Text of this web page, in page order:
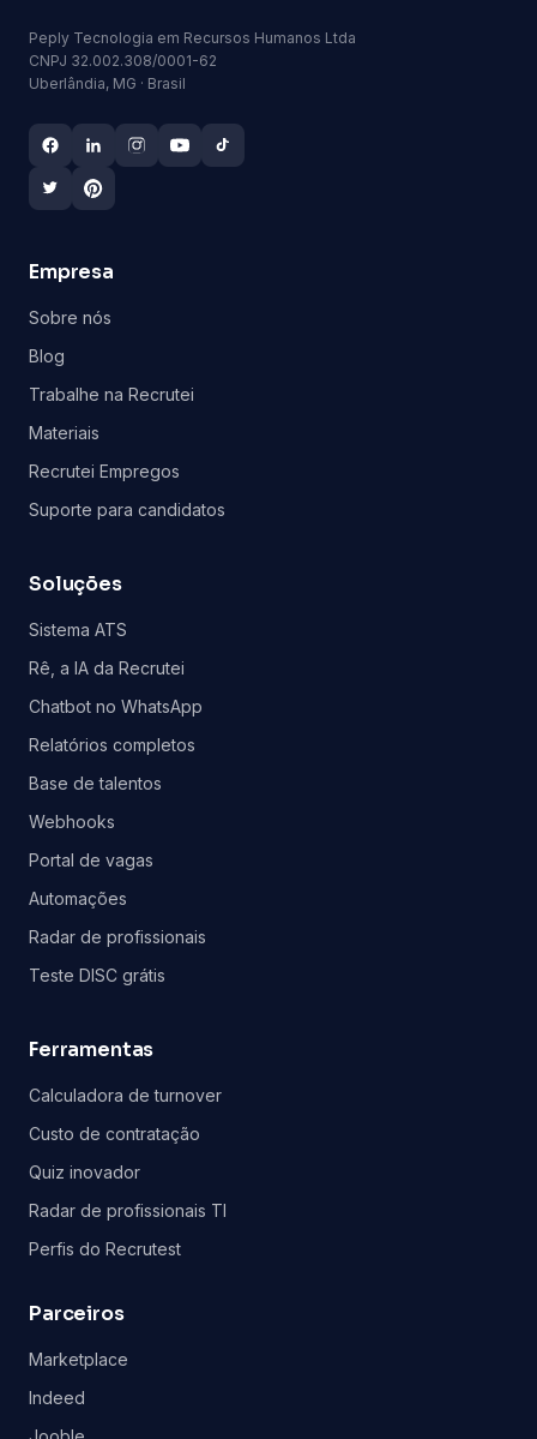
Peply Tecnologia em Recursos Humanos Ltda
CNPJ 32.002.308/0001-62
Uberlândia, MG · Brasil
Empresa
Sobre nós
Blog
Trabalhe na Recrutei
Materiais
Recrutei Empregos
Suporte para candidatos
Soluções
Sistema ATS
Rê, a IA da Recrutei
Chatbot no WhatsApp
Relatórios completos
Base de talentos
Webhooks
Portal de vagas
Automações
Radar de profissionais
Teste DISC grátis
Ferramentas
Calculadora de turnover
Custo de contratação
Quiz inovador
Radar de profissionais TI
Perfis do Recrutest
Parceiros
Marketplace
Indeed